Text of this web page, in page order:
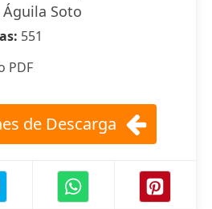
Águila Soto
551
PDF
de Descarga